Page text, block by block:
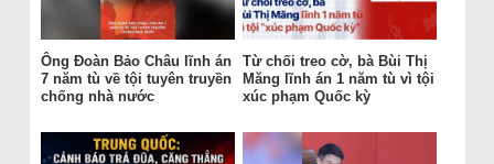
Ông Đoàn Bảo Châu lĩnh án
7 năm tù về tội tuyên truyền
chống nhà nước
Từ chối treo cờ, bà Bùi Thị
Măng lĩnh án 1 năm tù vì tội
xúc phạm Quốc kỳ